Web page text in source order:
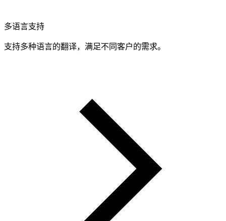
多语言支持
支持多种语言的翻译，满足不同客户的需求。